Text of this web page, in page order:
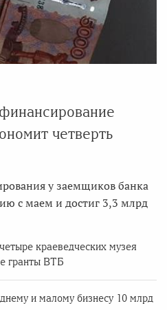
четверть
у заемщиков банка
с маем и достиг 3,3 млрд
краеведческих музея
гранты ВТБ
и малому бизнесу 10 млрд